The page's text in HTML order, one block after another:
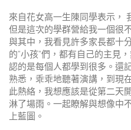
來自花女高一生陳同學表示，
但是這次的學群營給我一個很
與其中，我看見許多家長都十
的”小孩”們，都有自己的主見
認的是每個人都學到很多。還
熟悉，乖乖地聽著演講，到現
此熱絡，我想應該是從第二天
淋了場雨。一起瞭解與想像中
上藍圖。